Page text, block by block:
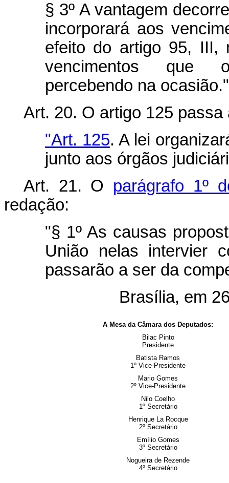
§ 3º A vantagem
incorporará aos
efeito do artigo 95, III,
vencimentos que
percebendo na ocasião."
Art. 20. O artigo 125
"Art. 125. A lei
junto aos órgãos
Art. 21. O parágrafo 1º
redação:
"§ 1º As causas
União nelas intervier
passarão a ser da
Brasília, em
A Mesa da Câmara dos Deputados:
Bilac Pinto
Presidente
Batista Ramos
1º Vice-Presidente
Mario Gomes
2º Vice-Presidente
Nilo Coelho
1º Secretário
Henrique La Rocque
2º Secretário
Emílio Gomes
3º Secretário
Nogueira de Rezende
4º Secretário